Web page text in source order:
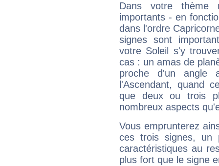
Dans votre thème
importants - en
dans l'ordre
signes sont
votre Soleil s'y
cas : un amas de
proche d'un
l'Ascendant, quand
que deux ou trois
nombreux aspects
Vous emprunterez
ces trois signes, un
caractéristiques au
plus fort que le signe